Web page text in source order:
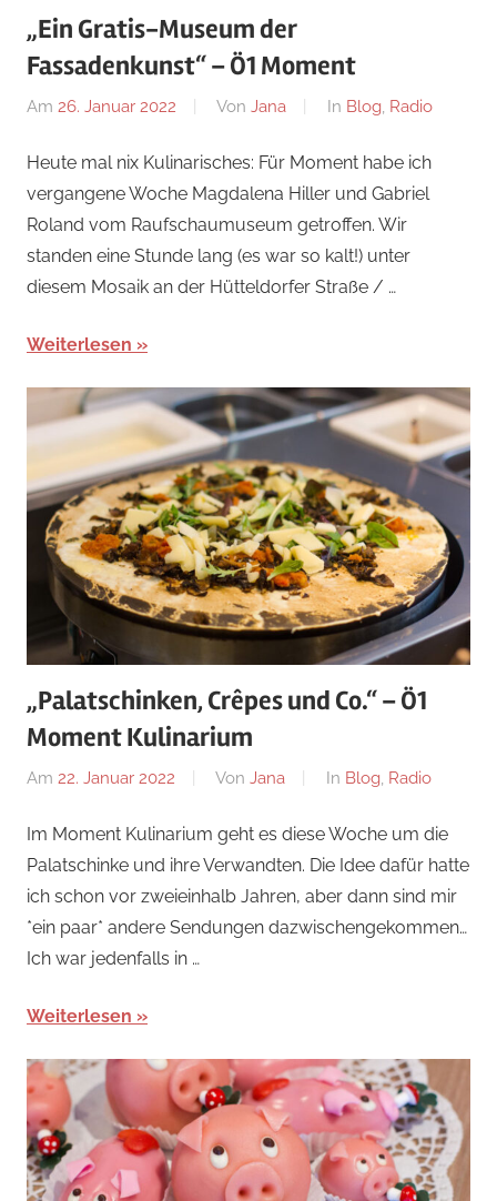
„Ein Gratis-Museum der
Fassadenkunst“ – Ö1 Moment
Am 26. Januar 2022 Von Jana In Blog, Radio
Heute mal nix Kulinarisches: Für Moment habe ich
vergangene Woche Magdalena Hiller und Gabriel
Roland vom Raufschaumuseum getroffen. Wir
standen eine Stunde lang (es war so kalt!) unter
diesem Mosaik an der Hütteldorfer Straße / …
Weiterlesen
„Palatschinken, Crêpes und Co.“ – Ö1
Moment Kulinarium
Am 22. Januar 2022 Von Jana In Blog, Radio
Im Moment Kulinarium geht es diese Woche um die
Palatschinke und ihre Verwandten. Die Idee dafür hatte
ich schon vor zweieinhalb Jahren, aber dann sind mir
*ein paar* andere Sendungen dazwischengekommen…
Ich war jedenfalls in …
Weiterlesen